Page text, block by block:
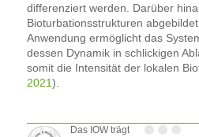
differenziert werden. Darüber
Bioturbationsstrukturen
Anwendung ermöglicht das
dessen Dynamik in schlickigen
somit die Intensität der lokalen
2021).
Das IOW trägt